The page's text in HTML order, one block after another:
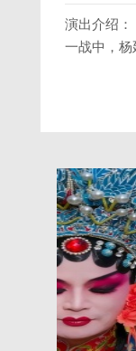
演出介绍： 宋、辽宋长年征战不休。金沙滩
一战中，
后，辽宋
延昭（杨
夫成功过关
连夜赶回辽
大怒，欲斩
将四郎赦免